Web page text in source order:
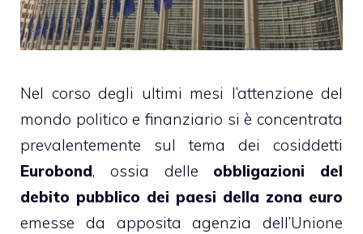
Nel corso degli ultimi mesi l’attenzione del
mondo politico e finanziario si è concentrata
prevalentemente sul tema dei cosiddetti
Eurobond, ossia delle obbligazioni del
debito pubblico dei paesi della zona euro
emesse da apposita agenzia dell’Unione